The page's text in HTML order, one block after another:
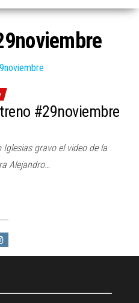
#29noviembre
gravo el video de la
Alejandro…